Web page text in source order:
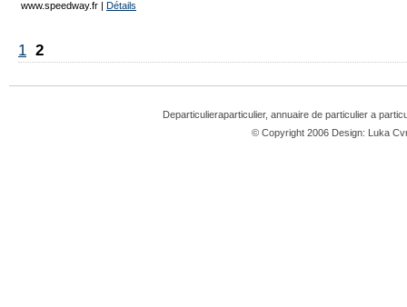
www.speedway.fr | Détails
1 2
Departiculieraparticulier, annuaire de particulier a
© Copyright 2006 Design: Luka